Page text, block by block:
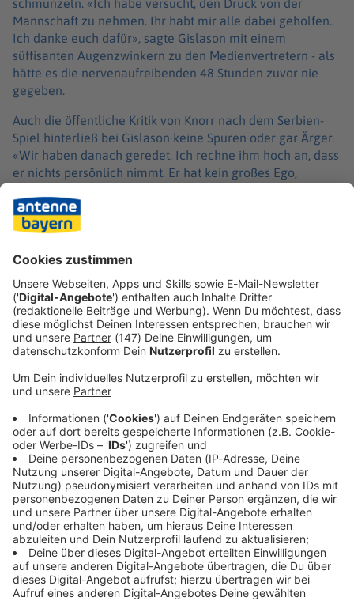
schmunzeln. «Ich habe versucht, den Druck von der
Mannschaft zu nehmen. Ihr habt mir alle dabei geholfen.
Ich danke euch dafür», sagte Gislason mit einem
süffisanten Augenzwinkern zu den Medienvertretern - als
hätte es die nervenaufreibenden 48 Stunden zuvor nie
gegeben.
Auch die öffentliche Kritik von Knorr nach dem Serbien-
Spiel hinterließ bei Gislason keine Spuren oder gar Ärger.
«Wir haben danach geredet. Ich rechne ihm hoch an, dass
er nichts persönlich nimmt. Er hat kein großes Ego,
Um den eingeschlagenen Weg weiterzugehen, brauche es
in der Mannschaft «Leben, auch Frust und Freude, einfach
viele Emotionen und Energie», appellierte der
«Jetzt kommen nur noch Endspiele.»